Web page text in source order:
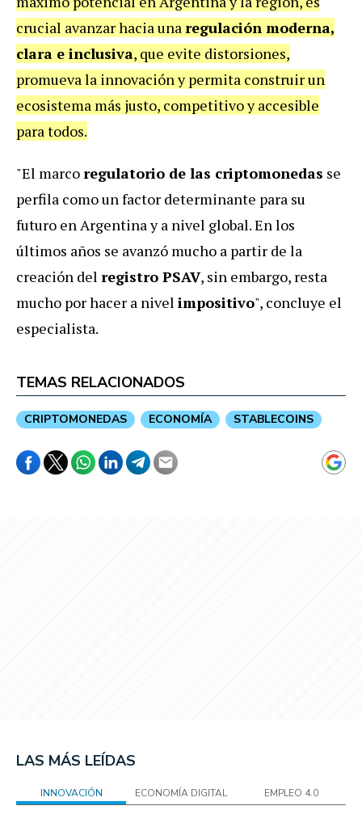
crucial avanzar hacia unaregulación moderna,
clara e inclusiva, que evite distorsiones,
promueva la innovación y permita construir un
ecosistema más justo, competitivo y accesible
para todos.
"El marcoregulatorio de las criptomonedas se
perfila como un factor determinante para su
futuro en Argentina y a nivel global. En los
últimos años se avanzó mucho a partir de la
creación del registro PSAV, sin embargo, resta
mucho por hacer a nivel impositivo", concluye el
especialista.
TEMAS RELACIONADOS
CRIPTOMONEDAS ECONOMÍA STABLECOINS
LAS MÁS LEÍDAS
INNOVACIÓN ECONOMÍA DIGITAL EMPLEO 4.0